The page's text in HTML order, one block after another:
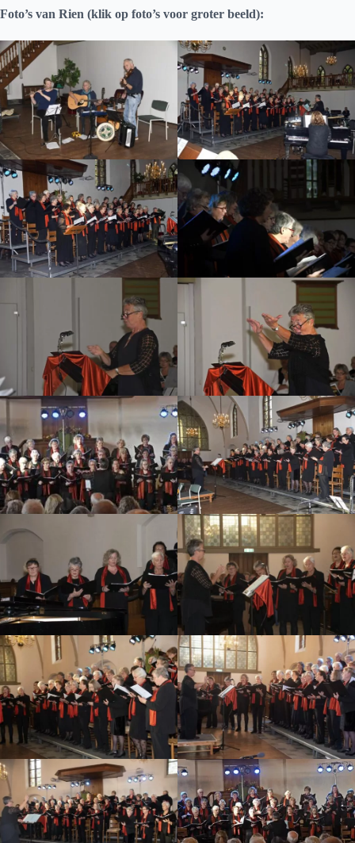
Foto’s van Rien (klik op foto’s voor groter beeld):